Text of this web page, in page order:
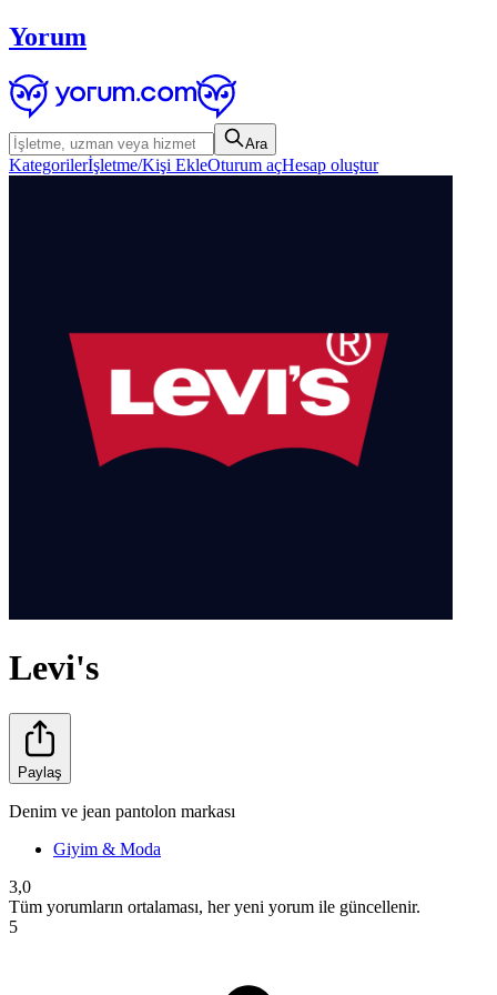
Yorum
Ara
Kategorilerİşletme/Kişi EkleOturum açHesap oluştur
Levi's
Paylaş
Denim ve jean pantolon markası
Giyim & Moda
3,0
Tüm yorumların ortalaması, her yeni yorum ile güncellenir.
5